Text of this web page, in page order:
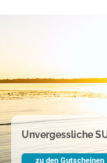
Unvergessliche
zu den Gutscheinen